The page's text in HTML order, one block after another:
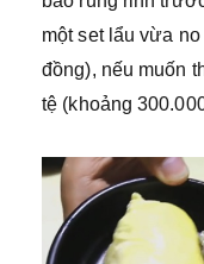
một set lẩu vừa
đồng), nếu muốn
tệ (khoảng